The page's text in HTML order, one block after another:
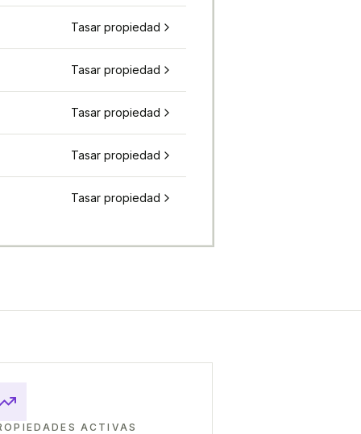
Tasar propiedad
Tasar propiedad
Tasar propiedad
Tasar propiedad
Tasar propiedad
ACTIVAS